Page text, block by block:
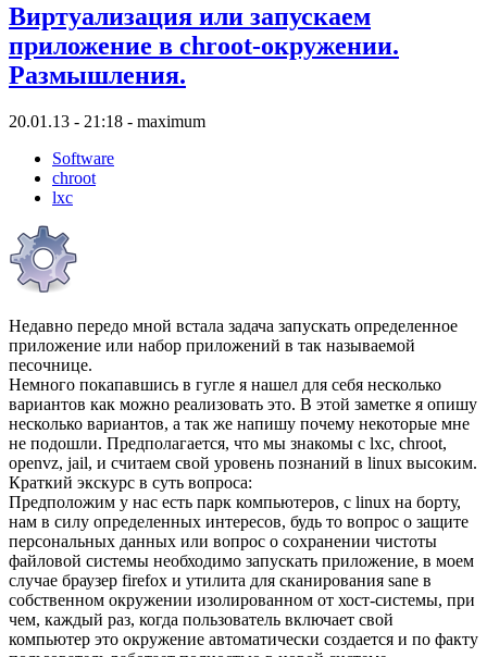
Виртуализация или запускаем
приложение в chroot-окружении.
Размышления.
20.01.13 - 21:18 - maximum
Software
chroot
lxc
Недавно передо мной встала задача запускать определенное
приложение или набор приложений в так называемой
песочнице.
Немного покапавшись в гугле я нашел для себя несколько
вариантов как можно реализовать это. В этой заметке я опишу
несколько вариантов, а так же напишу почему некоторые мне
не подошли. Предполагается, что мы знакомы с lxc, chroot,
openvz, jail, и считаем свой уровень познаний в linux высоким.
Краткий экскурс в суть вопроса:
Предположим у нас есть парк компьютеров, с linux на борту,
нам в силу определенных интересов, будь то вопрос о защите
персональных данных или вопрос о сохранении чистоты
файловой системы необходимо запускать приложение, в моем
случае браузер firefox и утилита для сканирования sane в
собственном окружении изолированном от хост-системы, при
чем, каждый раз, когда пользователь включает свой
компьютер это окружение автоматически создается и по факту